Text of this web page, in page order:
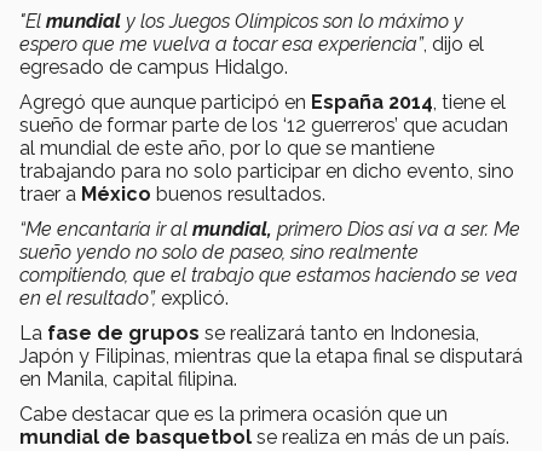
"El mundial y los Juegos Olímpicos son lo máximo y
espero que me vuelva a tocar esa experiencia”, dijo el
egresado de campus Hidalgo.
Agregó que aunque participó en España 2014, tiene el
sueño de formar parte de los ‘12 guerreros’ que acudan
al mundial de este año, por lo que se mantiene
trabajando para no solo participar en dicho evento, sino
traer a México buenos resultados.
“Me encantaría ir al mundial, primero Dios así va a ser. Me
sueño yendo no solo de paseo, sino realmente
compitiendo, que el trabajo que estamos haciendo se vea
en el resultado”, explicó.
La fase de grupos se realizará tanto en Indonesia,
Japón y Filipinas, mientras que la etapa final se disputará
en Manila, capital filipina.
Cabe destacar que es la primera ocasión que un
mundial de basquetbol se realiza en más de un país.